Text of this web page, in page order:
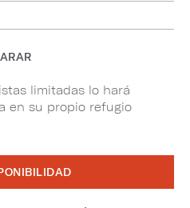
limitadas lo hará
en su propio refugio